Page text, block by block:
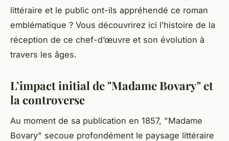
littéraire et le public ont-ils appréhendé ce roman
emblématique ? Vous découvrirez ici l’histoire de la
réception de ce chef-d’œuvre et son évolution à
travers les âges.
L’impact initial de "Madame Bovary" et
la controverse
Au moment de sa publication en 1857, "Madame
Bovary" secoue profondément le paysage littéraire